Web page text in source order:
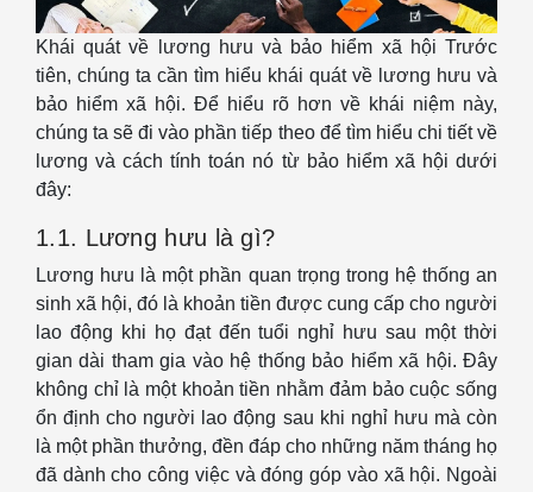
Khái quát về lương hưu và bảo hiểm xã hội Trước
tiên, chúng ta cần tìm hiểu khái quát về lương hưu và
bảo hiểm xã hội. Để hiểu rõ hơn về khái niệm này,
chúng ta sẽ đi vào phần tiếp theo để tìm hiểu chi tiết về
lương và cách tính toán nó từ bảo hiểm xã hội dưới
đây:
1.1. Lương hưu là gì?
Lương hưu là một phần quan trọng trong hệ thống an
sinh xã hội, đó là khoản tiền được cung cấp cho người
lao động khi họ đạt đến tuổi nghỉ hưu sau một thời
gian dài tham gia vào hệ thống bảo hiểm xã hội. Đây
không chỉ là một khoản tiền nhằm đảm bảo cuộc sống
ổn định cho người lao động sau khi nghỉ hưu mà còn
là một phần thưởng, đền đáp cho những năm tháng họ
đã dành cho công việc và đóng góp vào xã hội. Ngoài